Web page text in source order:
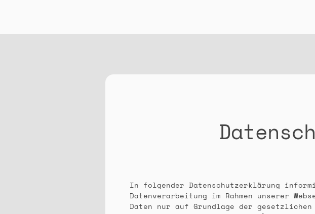
In folgender Datenschutzerklärung
Datenverarbeitung im Rahmen unserer
Daten nur auf Grundlage der gesetzlichen